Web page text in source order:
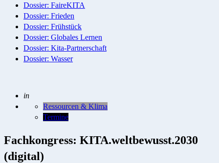
Dossier: FaireKITA
Dossier: Frieden
Dossier: Frühstück
Dossier: Globales Lernen
Dossier: Kita-Partnerschaft
Dossier: Wasser
Geschrieben
in
Ressourcen & Klima
Termine
Fachkongress: KITA.weltbewusst.2030
(digital)